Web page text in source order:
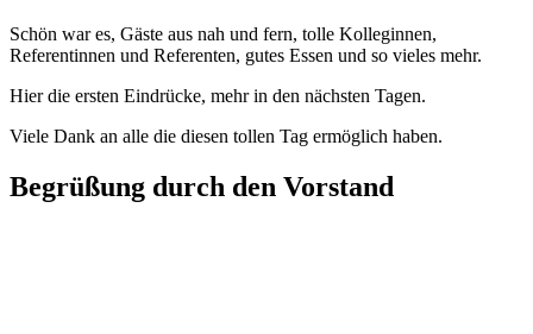
Schön war es, Gäste aus nah und fern, tolle Kolleginnen,
Referentinnen und Referenten, gutes Essen und so vieles mehr.
Hier die ersten Eindrücke, mehr in den nächsten Tagen.
Viele Dank an alle die diesen tollen Tag ermöglich haben.
Begrüßung durch den Vorstand